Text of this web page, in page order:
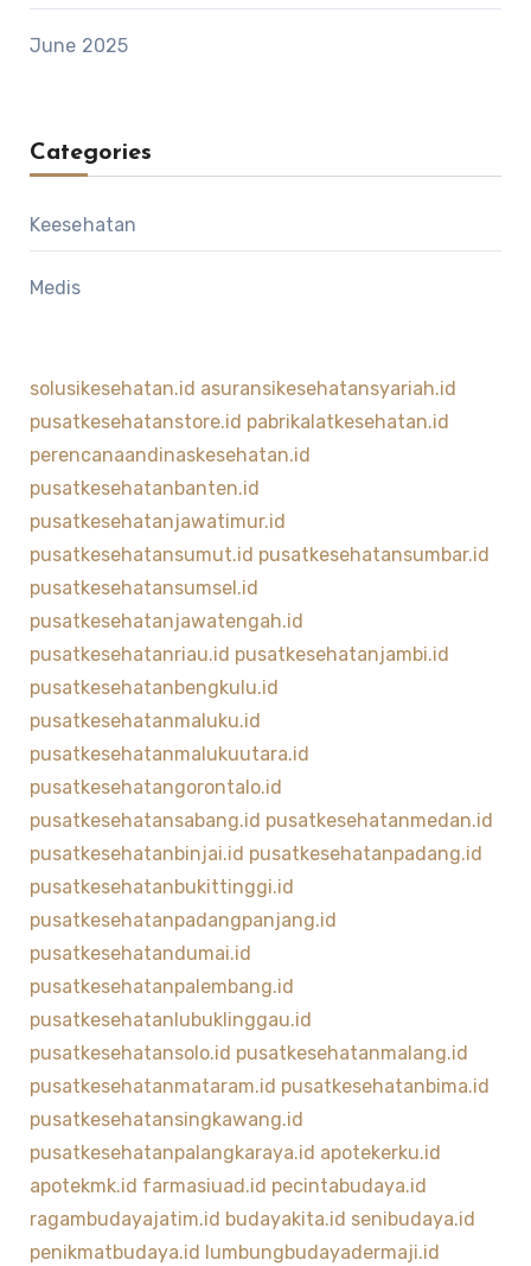
June 2025
Categories
Keesehatan
Medis
solusikesehatan.id asuransikesehatansyariah.id
pusatkesehatanstore.id pabrikalatkesehatan.id
perencanaandinaskesehatan.id
pusatkesehatanbanten.id
pusatkesehatanjawatimur.id
pusatkesehatansumut.id pusatkesehatansumbar.id
pusatkesehatansumsel.id
pusatkesehatanjawatengah.id
pusatkesehatanriau.id pusatkesehatanjambi.id
pusatkesehatanbengkulu.id
pusatkesehatanmaluku.id
pusatkesehatanmalukuutara.id
pusatkesehatangorontalo.id
pusatkesehatansabang.id pusatkesehatanmedan.id
pusatkesehatanbinjai.id pusatkesehatanpadang.id
pusatkesehatanbukittinggi.id
pusatkesehatanpadangpanjang.id
pusatkesehatandumai.id
pusatkesehatanpalembang.id
pusatkesehatanlubuklinggau.id
pusatkesehatansolo.id pusatkesehatanmalang.id
pusatkesehatanmataram.id pusatkesehatanbima.id
pusatkesehatansingkawang.id
pusatkesehatanpalangkaraya.id apotekerku.id
apotekmk.id farmasiuad.id pecintabudaya.id
ragambudayajatim.id budayakita.id senibudaya.id
penikmatbudaya.id lumbungbudayadermaji.id